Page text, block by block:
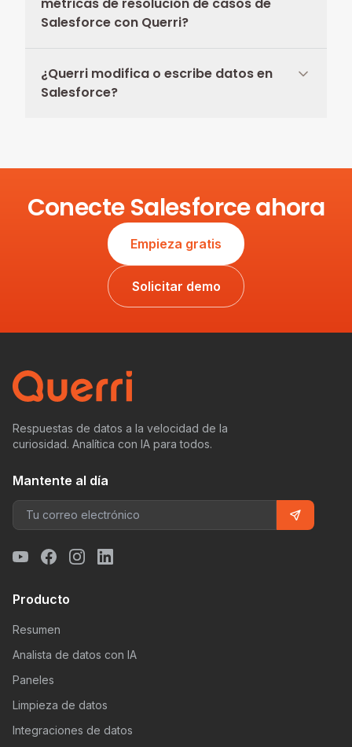
Salesforce con Querri?
¿Querri modifica o escribe datos en
Salesforce?
Conecte Salesforce ahora
Empieza gratis
Solicitar demo
Respuestas de datos a la velocidad de la
curiosidad. Analítica con IA para todos.
Mantente al día
Producto
Resumen
Analista de datos con IA
Paneles
Limpieza de datos
Integraciones de datos